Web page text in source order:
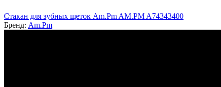
Стакан для зубных щеток Am.Pm AM.PM A74343400
Бренд: Am.Pm